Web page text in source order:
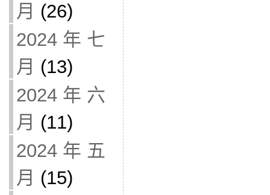
月 (26)
2024 年 七
月 (13)
2024 年 六
月 (11)
2024 年 五
月 (15)